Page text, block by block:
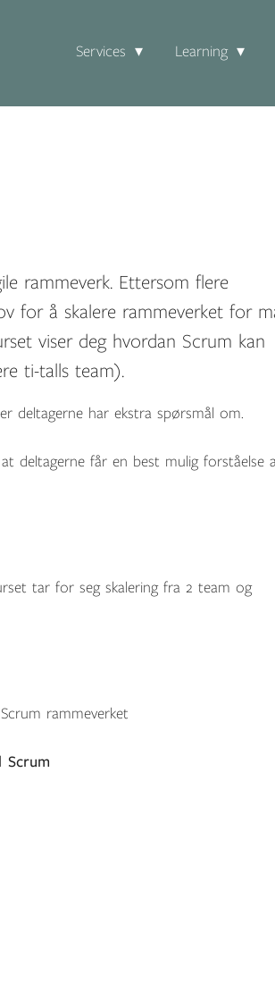
Services Learning
rammeverk. Ettersom flere
for å skalere rammeverket for
viser deg hvordan Scrum kan
ti-talls team).
deltagerne har ekstra spørsmål om.
deltagerne får en best mulig forståelse
tar for seg skalering fra 2 team og
rammeverket
Scrum